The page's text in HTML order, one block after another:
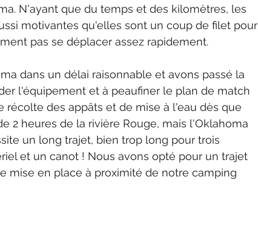
N'ayant que du temps et des kilomètres, les
motivantes qu'elles sont un coup de filet pour
pas se déplacer assez rapidement.
dans un délai raisonnable et avons passé la
l'équipement et à peaufiner le plan de match
des appâts et de mise à l'eau dès que
2 heures de la rivière Rouge, mais l'Oklahoma
un long trajet, bien trop long pour trois
et un canot ! Nous avons opté pour un trajet
mise en place à proximité de notre camping